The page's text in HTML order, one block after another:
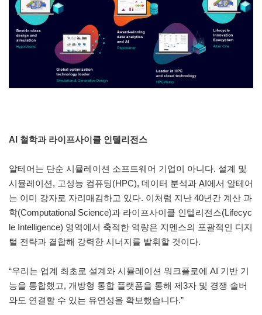
AI 철학과 라이프사이클 인텔리전스
알테어는 단순 시뮬레이션 소프트웨어 기업이 아니다. 설계 및
시뮬레이션, 고성능 컴퓨팅(HPC), 데이터 분석과 AI에서 알테어
는 이미 강자로 자리매김하고 있다. 이처럼 지난 40년간 계산 과
학(Computational Science)과 라이프사이클 인텔리전스(Lifecyc
le Intelligence) 영역에서 축적한 역량은 지멘스의 포괄적인 디지
털 전략과 결합해 강력한 시너지를 발휘할 것이다.
“우리는 업계 최초로 설계와 시뮬레이션 워크플로에 AI 기반 기
능을 통합했고, 개방형 통합 플랫폼을 통해 제3자 및 경쟁 솔버
와도 연결할 수 있는 유연성을 확보했습니다.”